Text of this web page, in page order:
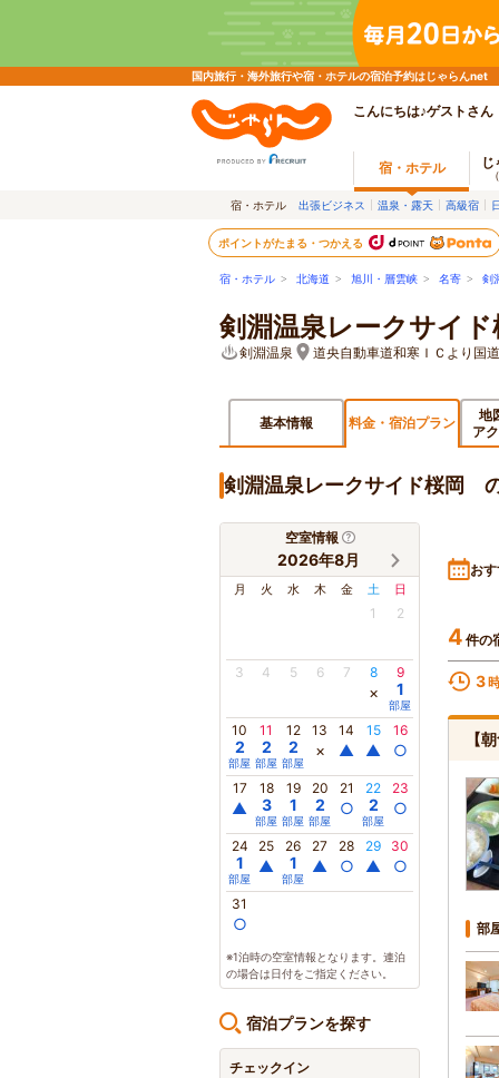
国内旅行・海外旅行や宿・ホテルの宿泊予約はじゃらんnet
こんにちは♪ゲストさん
宿・ホテル じ
宿・ホテル 出張ビジネス 温泉・露天 高級宿
ポイントがたまる・つかえる
宿・ホテル > 北海道 > 旭川・層雲峡 > 名寄 > 剣
剣淵温泉レークサイ
剣淵温泉 道央自動車道和寒ＩＣより国
基本情報 料金・宿泊プラン
地
ア
剣淵温泉レークサイド桜岡
空室情報
2026年8月
月 火 水 木 金 土 日
1 2
3 4 5 6 7 8
×
9
1
部屋
10
2
部屋
11
2
部屋
12
2
部屋
13
×
14
▲
15
▲
16
○
17
▲
18
3
部屋
19
1
部屋
20
2
部屋
21
○
22
2
部屋
23
○
24
1
部屋
25
▲
26
1
部屋
27
▲
28
○
29
▲
30
○
31
○
※1泊時の空室情報となります。連泊
の場合は日付をご指定ください。
宿泊プランを探す
チェックイン
お
4 件の
3
【
部